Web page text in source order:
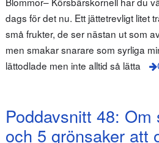
dags för det nu. Ett jättetrevligt litet
små frukter, de ser nästan ut som
men smakar snarare som syrliga
lättodlade men inte alltid så lätta
Poddavsnitt 48:
och 5 grönsaker att